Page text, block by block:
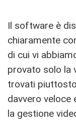
Il software è
chiaramente
di cui vi
provato solo la
trovati
davvero
la gestione